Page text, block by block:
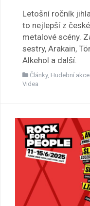
Letošní ročník
to nejlepší z
metalové scény.
sestry, Arakain,
Alkehol a další.
Články, Hudební
Videa